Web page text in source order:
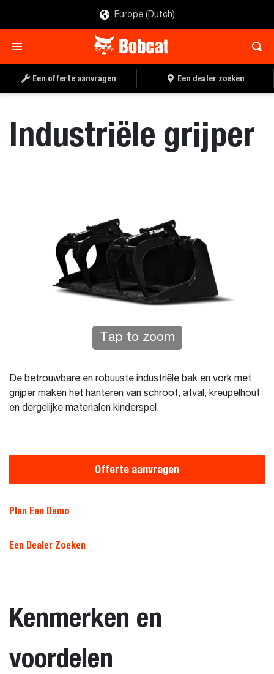
Europe (Dutch)
Een offerte aanvragen Een dealer zoeken
Industriële grijper
Tap to zoom
De betrouwbare en robuuste industriële bak en vork met
grijper maken het hanteren van schroot, afval, kreupelhout
en dergelijke materialen kinderspel.
Offerte aanvragen
Plan Een Demo
Een Dealer Zoeken
Kenmerken en
voordelen
OFFERTE AANVRAGEN EEN DEALER ZOEKEN